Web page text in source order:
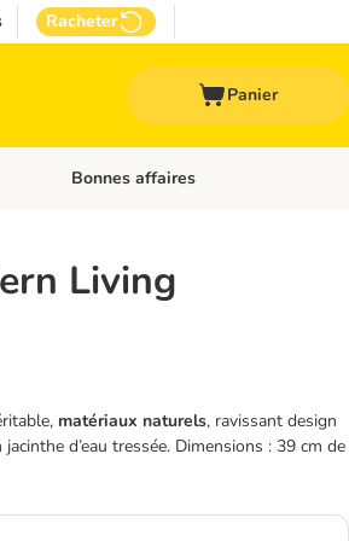
Racheter
Panier
médicalisés
Dérouler les catégories: Marques
Bonnes affaires
Living
matériaux naturels, ravissant design
jacinthe d’eau tressée. Dimensions : 39 cm de